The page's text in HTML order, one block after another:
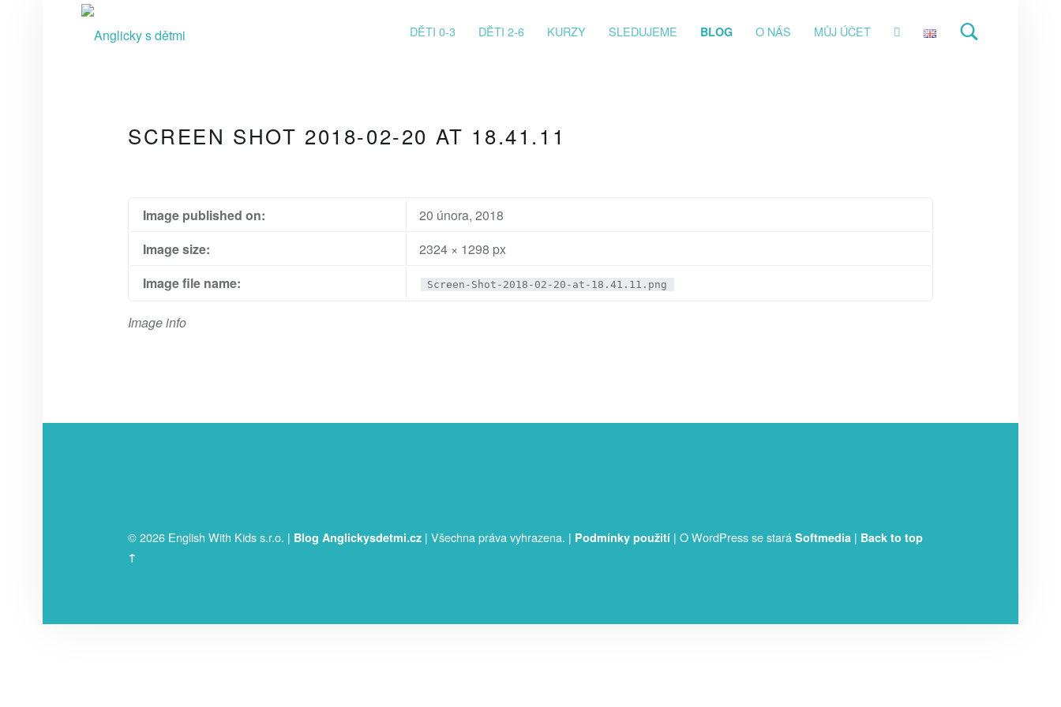
C
K
D
Ě
T
M
I
DĚTI 0-3 DĚTI 2-6 KURZY SLEDUJEME BLOG O NÁS MŮJ ÚČET
SCREEN SHOT 2018-02-20 AT 18.41.11
Image info
Image published on:
20 února, 2018
Image size:
2324 × 1298 px
Image file name:
Screen-Shot-2018-02-20-at-18.41.11.png
© 2026 English With Kids s.r.o. | Blog Anglickysdetmi.cz | Všechna práva vyhrazena. | Podmínky použití | O WordPress se stará Softmedia | Back to top
↑